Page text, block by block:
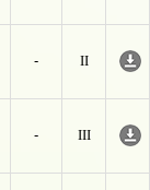
-
II
-
III